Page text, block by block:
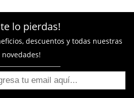
te lo pierdas!
descuentos y todas nuestras
novedades!